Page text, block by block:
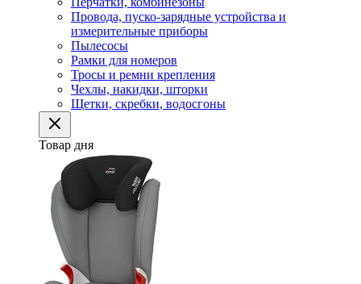
Провода, пуско-зарядные устройства и
измерительные приборы
Пылесосы
Рамки для номеров
Тросы и ремни крепления
Чехлы, накидки, шторки
Щетки, скребки, водосгоны
Товар дня